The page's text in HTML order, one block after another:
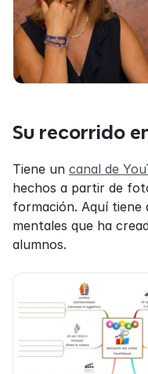
Su recorrido
Tiene un canal de
hechos a partir de
formación. Aquí tiene
mentales que ha
alumnos.